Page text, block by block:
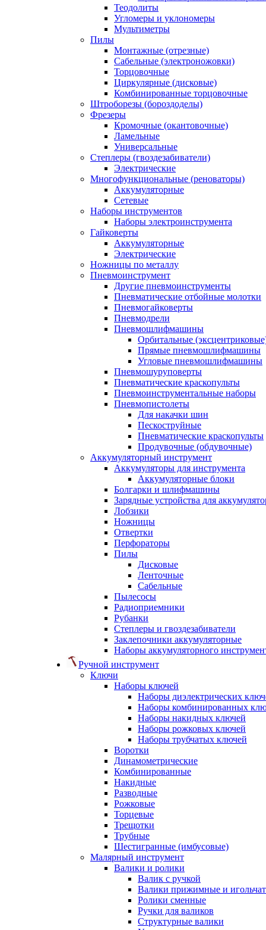
Теодолиты
Угломеры и уклономеры
Мультиметры
Пилы
Монтажные (отрезные)
Сабельные (электроножовки)
Торцовочные
Циркулярные (дисковые)
Комбинированные торцовочные
Штроборезы (бороздоделы)
Фрезеры
Кромочные (окантовочные)
Ламельные
Универсальные
Степлеры (гвоздезабиватели)
Электрические
Многофункциональные (реноваторы)
Аккумуляторные
Сетевые
Наборы инструментов
Наборы электроинструмента
Гайковерты
Аккумуляторные
Электрические
Ножницы по металлу
Пневмоинструмент
Другие пневмоинструменты
Пневматические отбойные молотки
Пневмогайковерты
Пневмодрели
Пневмошлифмашины
Орбитальные
Прямые пневмошлифмашины
Угловые пневмошлифмашины
Пневмошуруповерты
Пневматические краскопульты
Пневмоинструментальные наборы
Пневмопистолеты
Для накачки шин
Пескоструйные
Пневматические краскопульты
Продувочные (обдувочные)
Аккумуляторный инструмент
Аккумуляторы для инструмента
Аккумуляторные блоки
Болгарки и шлифмашины
Зарядные устройства для
Лобзики
Ножницы
Отвертки
Перфораторы
Пилы
Дисковые
Ленточные
Сабельные
Пылесосы
Радиоприемники
Рубанки
Степлеры и гвоздезабиватели
Заклепочники аккумуляторные
Наборы аккумуляторного
Ручной инструмент
Ключи
Наборы ключей
Наборы диэлектрических
Наборы комбинированных
Наборы накидных ключей
Наборы рожковых ключей
Наборы трубчатых ключей
Воротки
Динамометрические
Комбинированные
Накидные
Разводные
Рожковые
Торцевые
Трещотки
Трубные
Шестигранные (имбусовые)
Малярный инструмент
Валики и ролики
Валик с ручкой
Валики прижимные и
Ролики сменные
Ручки для валиков
Структурные валики